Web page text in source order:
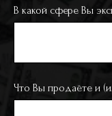
В какой сфере Вы
Что Вы продаёте и